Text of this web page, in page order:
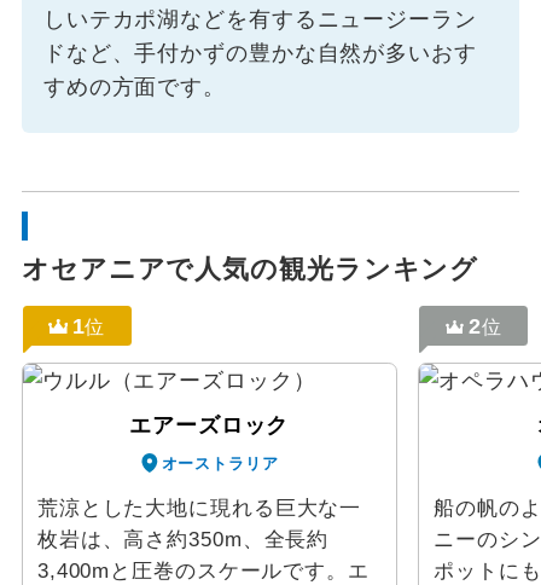
しいテカポ湖などを有するニュージーラン
ドなど、手付かずの豊かな自然が多いおす
すめの方面です。
オセアニアで人気の観光ランキング
1位
エアーズロック
オーストラリア
荒涼とした大地に現れる巨大な一
枚岩は、高さ約350m、全長約
3,400mと圧巻のスケールです。エ
2位
船の帆の
ニーのシ
ポットに